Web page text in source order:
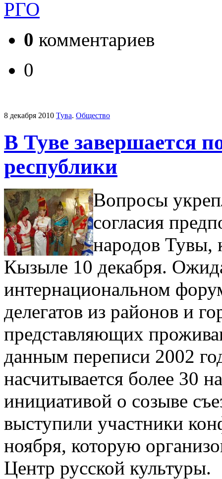
РГО
0 комментариев
0
8 декабря 2010 Тува. Общество
В Туве завершается
республики
Вопросы
согласия
народов Тувы,
Кызыле 10 декабря.
интернациональном
делегатов из районов и
представляющих
данным переписи 2002
насчитывается более 30
инициативой о созыве
выступили участники
ноября, которую
Центр русской культуры.